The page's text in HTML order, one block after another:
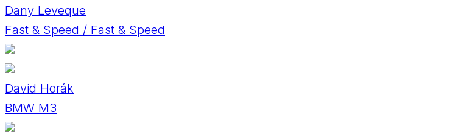
Dany Leveque
Fast & Speed / Fast & Speed
David Horák
BMW M3